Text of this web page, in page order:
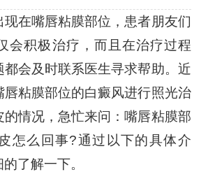
在嘴唇粘膜部位，患者朋友们
会积极治疗，而且在治疗过程
都会及时联系医生寻求帮助。近
唇粘膜部位的白癜风进行照光治
情况，急忙来问：嘴唇粘膜部
怎么回事?通过以下的具体介
了解一下。